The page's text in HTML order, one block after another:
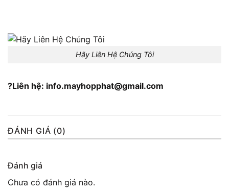
Hãy Liên Hệ Chúng Tôi
?Liên hệ: info.mayhopphat@gmail.com
ĐÁNH GIÁ (0)
Đánh giá
Chưa có đánh giá nào.